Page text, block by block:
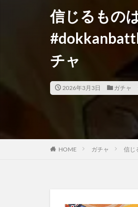
信じるも
チャ
2026年3月3日 ガチャ
HOME ガチャ 信じ